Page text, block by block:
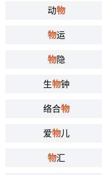
动物
物运
物隐
生物钟
络合物
爱物儿
物汇